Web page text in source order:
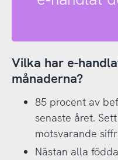
Vilka har e-
månaderna?
85 procent av
senaste året.
motsvarande
Nästan alla